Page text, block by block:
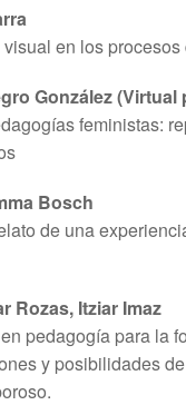
en los
González (Virtual
feministas:
Bosch
de una
Rozas, Itziar Imaz
pedagogía para la
y posibilidades